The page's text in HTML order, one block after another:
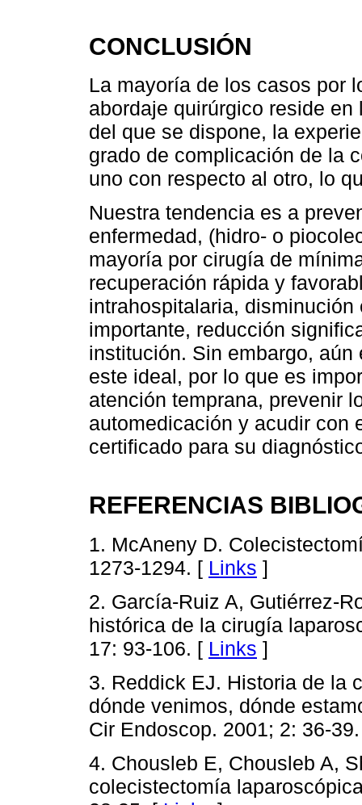
CONCLUSIÓN
La mayoría de los casos por
abordaje quirúrgico reside
del que se dispone, la
grado de complicación de la
uno con respecto al otro, lo
Nuestra tendencia es a
enfermedad, (hidro- o
mayoría por cirugía de
recuperación rápida y
intrahospitalaria,
importante, reducción
institución. Sin embargo,
este ideal, por lo que es
atención temprana, prevenir
automedicación y acudir con
certificado para su
REFERENCIAS
1. McAneny D.
1273-1294. [ Links ]
2. García-Ruiz A, Gutiérrez-
histórica de la cirugía
17: 93-106. [ Links ]
3. Reddick EJ. Historia de la
dónde venimos, dónde
Cir Endoscop. 2001; 2: 36-
4. Chousleb E, Chousleb A,
colecistectomía